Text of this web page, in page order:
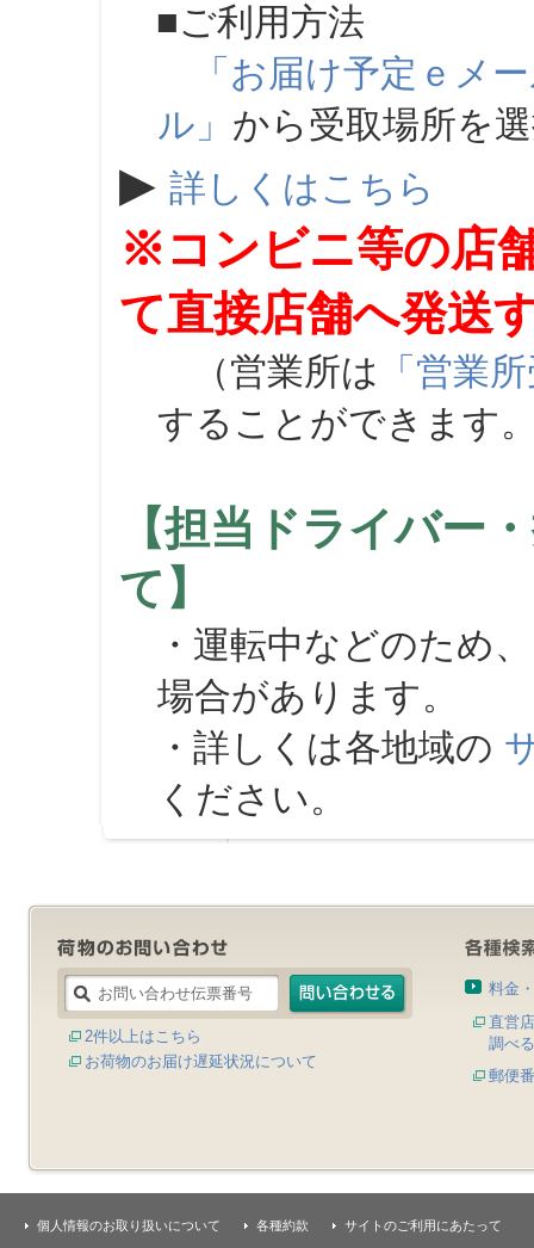
■ご利用方法
「お届け予定ｅメ
ル」 から受取場所を
▶ 詳しくはこちら
※コンビニ等の店
て直接店舗へ発送
（営業所は 「営業
することができます
【担当ドライバー
て】
・運転中などのため
場合があります。
・詳しくは各地域の
ください。
2件以上はこちら
お荷物のお届け遅延状況について
料金
直営
調べる
郵便
個人情報のお取り扱いについて 各種約款 サイトのご利用にあたって